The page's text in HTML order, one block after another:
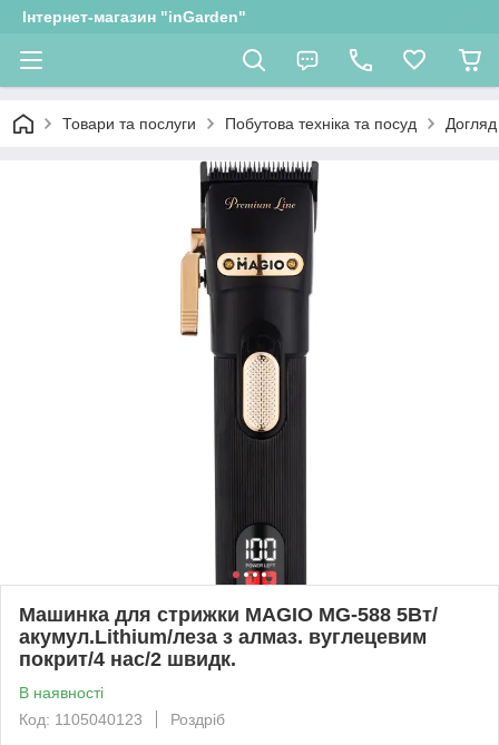
Інтернет-магазин "inGarden"
Товари та послуги Побутова техніка та посуд
Машинка для стрижки MAGIO МG-588 5Вт/
акумул.Lithium/леза з алмаз. вуглецевим
покрит/4 нас/2 швидк.
В наявності
Код: 1105040123
Роздріб